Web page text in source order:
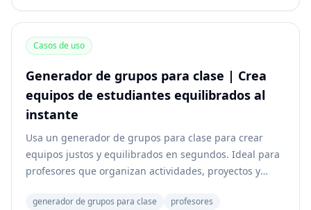
Casos de uso
Generador de grupos para clase | Crea
equipos de estudiantes equilibrados al
instante
Usa un generador de grupos para clase para crear
equipos justos y equilibrados en segundos. Ideal para
profesores que organizan actividades, proyectos y
generador de grupos para clase profesores